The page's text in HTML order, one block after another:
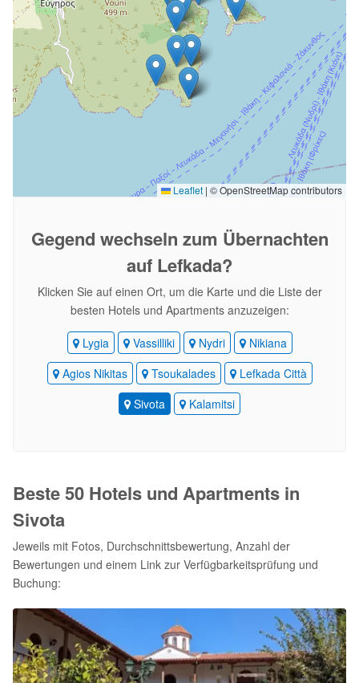
Leaflet | © OpenStreetMap contributors
Gegend wechseln zum Übernachten
auf Lefkada?
Klicken Sie auf einen Ort, um die Karte und die Liste der
besten Hotels und Apartments anzuzeigen:
Lygia Vassilliki Nydri
Nikiana
Agios Nikitas
Tsoukalades
Lefkada Città
Sivota
Kalamitsi
Beste 50 Hotels und Apartments in
Sivota
Jeweils mit Fotos, Durchschnittsbewertung, Anzahl der
Bewertungen und einem Link zur Verfügbarkeitsprüfung und
Buchung: